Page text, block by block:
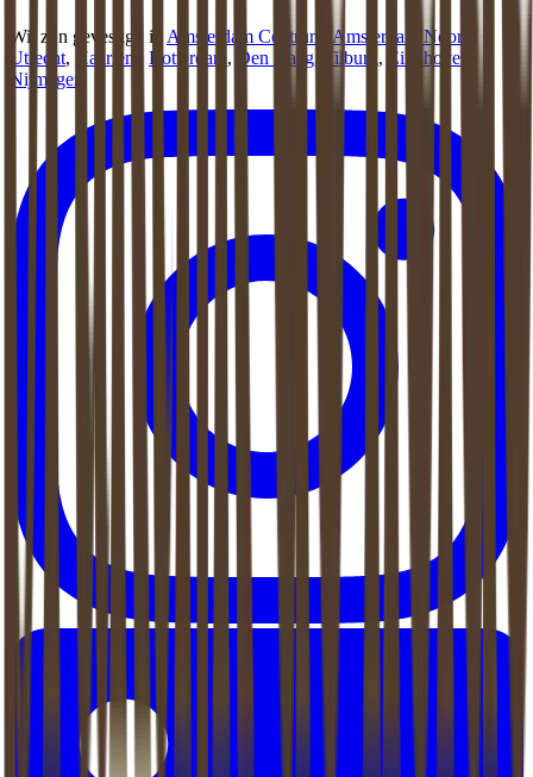
Wij zijn gevestigd in Amsterdam Centrum Amsterdam Noord
Utrecht, Haarlem Rotterdam , Den Haag, Tilburg , Eindhoven
Nijmegen